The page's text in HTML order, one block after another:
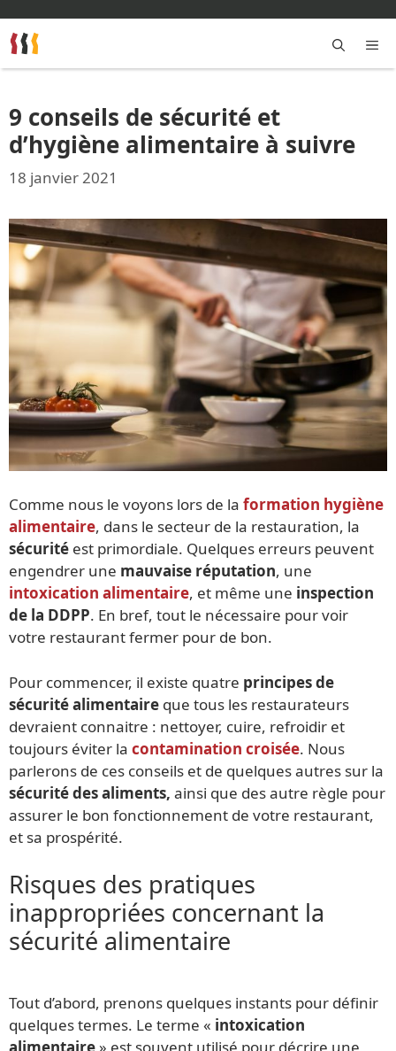
au
contenu
9 conseils de sécurité et
d’hygiène alimentaire à suivre
18 janvier 2021
Comme nous le voyons lors de la formation hygiène
alimentaire, dans le secteur de la restauration, la
sécurité est primordiale. Quelques erreurs peuvent
engendrer une mauvaise réputation, une
intoxication alimentaire, et même une inspection
de la DDPP. En bref, tout le nécessaire pour voir
votre restaurant fermer pour de bon.
Pour commencer, il existe quatre principes de
sécurité alimentaire que tous les restaurateurs
devraient connaitre : nettoyer, cuire, refroidir et
toujours éviter la contamination croisée. Nous
parlerons de ces conseils et de quelques autres sur la
sécurité des aliments, ainsi que des autre règle pour
assurer le bon fonctionnement de votre restaurant,
et sa prospérité.
Risques des pratiques
inappropriées concernant la
sécurité alimentaire
Tout d’abord, prenons quelques instants pour définir
quelques termes. Le terme « intoxication
alimentaire » est souvent utilisé pour décrire une